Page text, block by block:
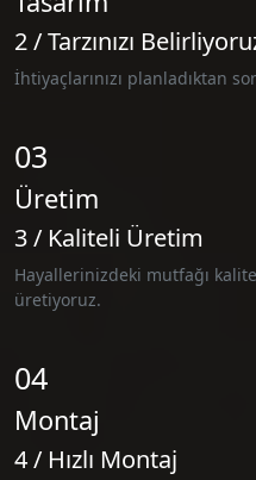
2 / Tarzınızı
İhtiyaçlarınızı planladıktan
03
Üretim
3 / Kaliteli Üretim
Hayallerinizdeki mutfağı
üretiyoruz.
04
Montaj
4 / Hızlı Montaj